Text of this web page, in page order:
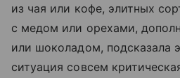
из чая или кофе, элитных
с медом или орехами,
или шоколадом, подсказала
ситуация совсем